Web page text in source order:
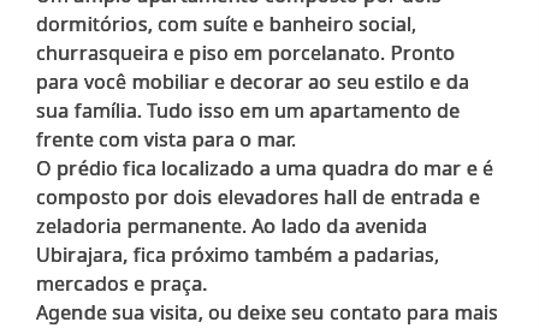
dormitórios, com suíte e banheiro social,
churrasqueira e piso em porcelanato. Pronto
para você mobiliar e decorar ao seu estilo e da
sua família. Tudo isso em um apartamento de
frente com vista para o mar.
O prédio fica localizado a uma quadra do mar e é
composto por dois elevadores hall de entrada e
zeladoria permanente. Ao lado da avenida
Ubirajara, fica próximo também a padarias,
mercados e praça.
Agende sua visita, ou deixe seu contato para mais